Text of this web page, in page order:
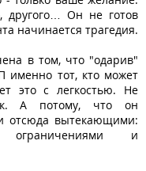
другого… Он не готов
начинается трагедия.
в том, что "одарив"
тот, кто может
это с легкостью. Не
А потому, что он
отсюда вытекающими:
ограничениями и